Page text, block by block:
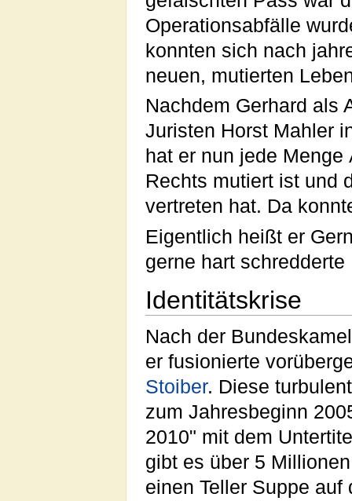
Operationsabfälle
konnten sich nach
neuen, mutierten
Nachdem Gerhard als
Juristen Horst Mahler
hat er nun jede
Rechts mutiert ist und
vertreten hat. Da
Eigentlich heißt er
gerne hart schredderte
Identitätskrise
Nach der
er fusionierte
Stoiber. Diese
zum Jahresbeginn
2010" mit dem
gibt es über 5
einen Teller Suppe auf